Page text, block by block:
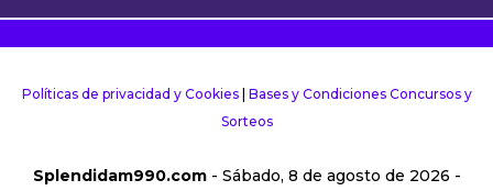
Políticas de privacidad y Cookies| Bases y Condiciones Concursos y
Sorteos
Splendidam990.com- Sábado, 8 de agosto de 2026 -